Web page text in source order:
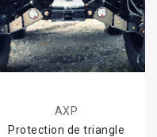
AXP
Protection de triangle